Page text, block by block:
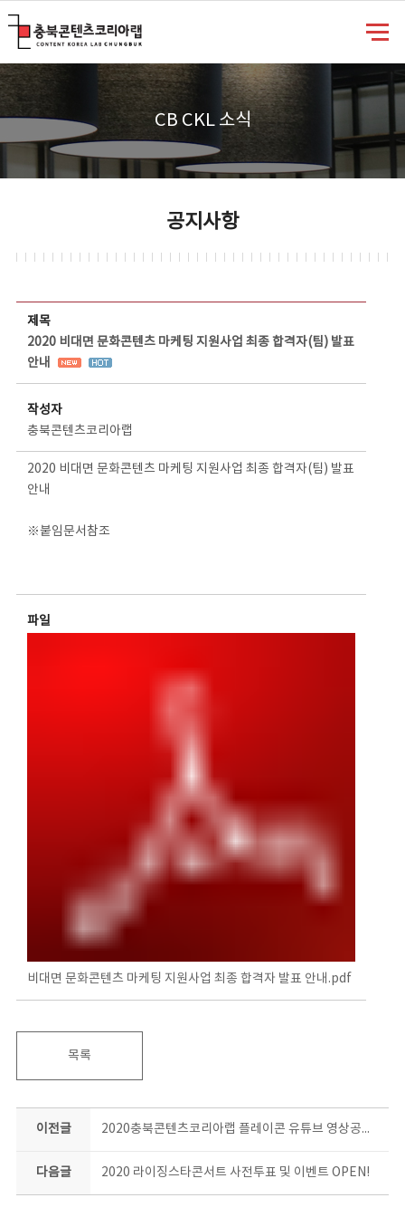
CB CKL 소식
공지사항
제목
2020 비대면 문화콘텐츠 마케팅 지원사업 최종 합격자(팀) 발표
안내
작성자
충북콘텐츠코리아랩
2020 비대면 문화콘텐츠 마케팅 지원사업 최종 합격자(팀) 발표
안내
※붙임문서참조
파일
비대면 문화콘텐츠 마케팅 지원사업 최종 합격자 발표 안내.pdf
목록
이전글 2020충북콘텐츠코리아랩 플레이콘 유튜브 영상공모전 결과 발표
다음글 2020 라이징스타콘서트 사전투표 및 이벤트 OPEN!